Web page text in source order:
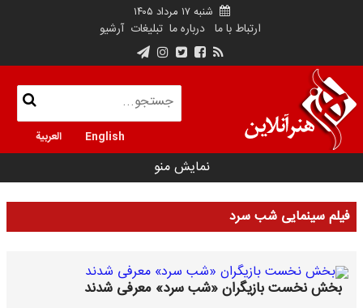
شنبه ۱۷ مرداد ۱۴۰۵
ارتباط با ما درباره ما تبلیغات آرشیو
English العربية
نمایش منو
فیلم سینمایی شب سرد
بخش نخست بازیگران «شب سرد» معرفی شدند